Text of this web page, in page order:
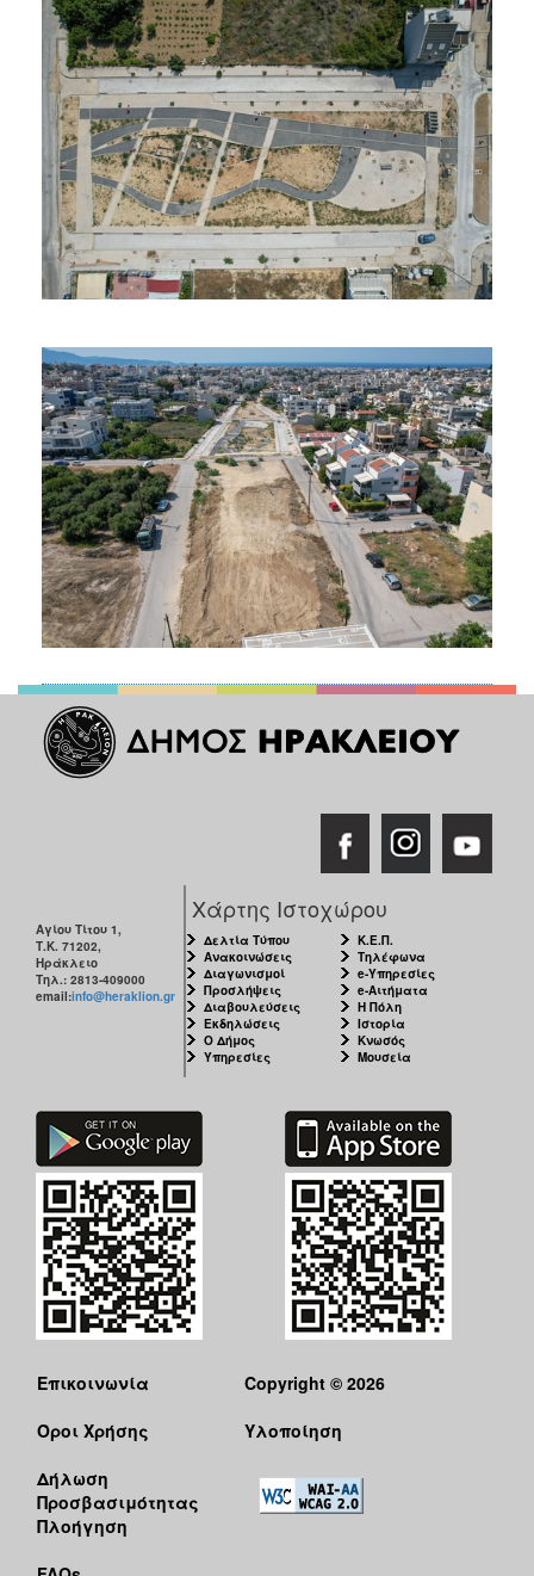
Αγίου Τίτου 1,
Τ.Κ. 71202,
Ηράκλειο
Τηλ.: 2813-409000
email:info@heraklion.gr
Χάρτης Ιστοχώρου
Δελτία Τύπου
Ανακοινώσεις
Διαγωνισμοί
Προσλήψεις
Διαβουλεύσεις
Εκδηλώσεις
Ο Δήμος
Υπηρεσίες
Κ.Ε.Π.
Τηλέφωνα
e-Υπηρεσίες
e-Αιτήματα
Η Πόλη
Ιστορία
Κνωσός
Μουσεία
Επικοινωνία
Όροι Χρήσης
Δήλωση
Προσβασιμότητας
Πλοήγηση
Copyright © 2026
Υλοποίηση